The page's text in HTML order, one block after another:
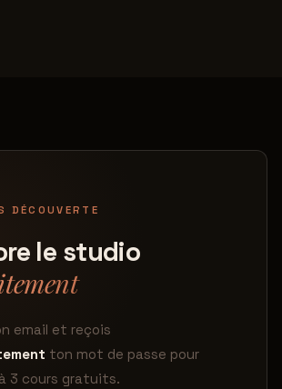
DÉCOUVERTE
le studio
email et reçois
ton mot de passe pour
3 cours gratuits.